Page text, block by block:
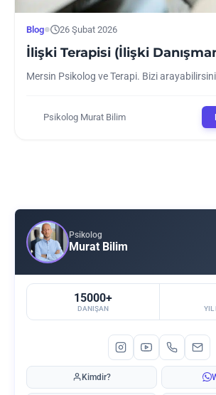
Blog● 26 Şubat 2026
İlişki Terapisi (İlişki
Mersin Psikolog ve Terapi. Bizi
Psikolog Murat Bilim
Psikolog
Murat Bilim
15000+
DANIŞAN YIL
Kimdir?